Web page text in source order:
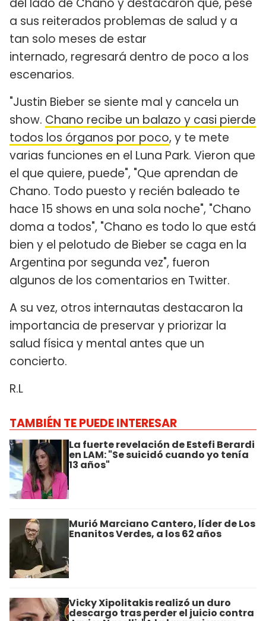
a sus reiterados problemas de salud y a
tan solo meses de estar
internado, regresará dentro de poco a los
escenarios.
"Justin Bieber se siente mal y cancela un
show. Chano recibe un balazo y casi pierde
todos los órganos por poco, y te mete
varias funciones en el Luna Park. Vieron que
el que quiere, puede", "Que aprendan de
Chano. Todo puesto y recién baleado te
hace 15 shows en una sola noche", "Chano
doma a todos", "Chano es todo lo que está
bien y el pelotudo de Bieber se caga en la
Argentina por segunda vez", fueron
algunos de los comentarios en Twitter.
A su vez, otros internautas destacaron la
importancia de preservar y priorizar la
salud física y mental antes que un
concierto.
R.L
TAMBIÉN TE PUEDE INTERESAR
La fuerte revelación de Estefi Berardi
en LAM: "Se suicidó cuando yo tenía
13 años"
Murió Marciano Cantero, líder de Los
Enanitos Verdes, a los 62 años
Vicky Xipolitakis realizó un duro
descargo tras perder el juicio contra